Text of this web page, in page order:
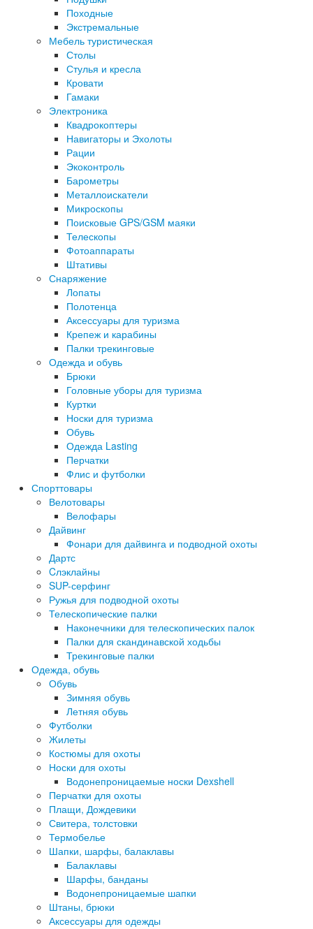
Походные
Экстремальные
Мебель туристическая
Столы
Стулья и кресла
Кровати
Гамаки
Электроника
Квадрокоптеры
Навигаторы и Эхолоты
Рации
Экоконтроль
Барометры
Металлоискатели
Микроскопы
Поисковые GPS/GSM маяки
Телескопы
Фотоаппараты
Штативы
Снаряжение
Лопаты
Полотенца
Аксессуары для туризма
Крепеж и карабины
Палки трекинговые
Одежда и обувь
Брюки
Головные уборы для туризма
Куртки
Носки для туризма
Обувь
Одежда Lasting
Перчатки
Флис и футболки
Спорттовары
Велотовары
Велофары
Дайвинг
Фонари для дайвинга и подводной охоты
Дартс
Cлэклайны
SUP-серфинг
Ружья для подводной охоты
Телескопические палки
Наконечники для телескопических палок
Палки для скандинавской ходьбы
Трекинговые палки
Одежда, обувь
Обувь
Зимняя обувь
Летняя обувь
Футболки
Жилеты
Костюмы для охоты
Носки для охоты
Водонепроницаемые носки Dexshell
Перчатки для охоты
Плащи, Дождевики
Свитера, толстовки
Термобелье
Шапки, шарфы, балаклавы
Балаклавы
Шарфы, банданы
Водонепроницаемые шапки
Штаны, брюки
Аксессуары для одежды